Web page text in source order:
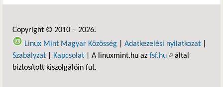
Copyright © 2010 – 2026.
Linux Mint Magyar Közösség
Adatkezelési nyilatkozat
Szabályzat
Kapcsolat | A linuxmint.hu az fsf.hu(külső hivatkozás)
által
biztosított kiszolgálóin fut.